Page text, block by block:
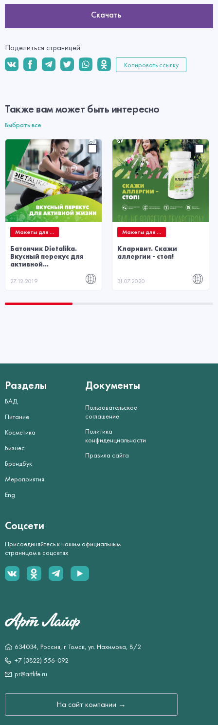
Скачать
Поделиться страницей
Копировать ссылку
Также вам может быть интересно
Выбрать все
Макеты для ...
Батончик Dietalika.
Вкусный перекус для
активной...
27.12.2019
Макеты для ...
Кларивит. Скажи
аллергии - стоп!
31.07.2020
634034, Россия, г. Томск, ул. Нахимова, 8/2
+7 (3822) 556-092
pr@artlife.ru
На сайт компании →
Разделы
БАД
Питание
Косметика
Бизнес
Брендбук
Мероприятия
Eng
Документы
Пользовательское
соглашение
Политика
конфиденциальности
Правила сайта
Соцсети
Присоединяйтесь к нашим официальным
страницам в соцсетях